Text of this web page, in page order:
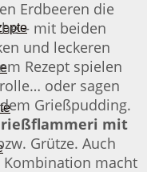
Erdbeeren die
– mit beiden
und leckeren
Rezept spielen
oder sagen
Grießpudding.
mit
Grütze. Auch
macht